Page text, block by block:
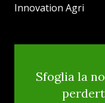
Innovation Agri
Sfoglia la